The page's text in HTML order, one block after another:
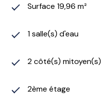
Surface 19,96 m²
1 salle(s) d'eau
2 côté(s) mitoyen(s)
2ème étage